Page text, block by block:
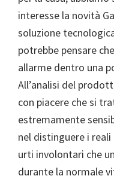
interesse la novità
soluzione
potrebbe pensare
allarme dentro una
All’analisi del
con piacere che si
estremamente
nel distinguere i
urti involontari che
durante la normale